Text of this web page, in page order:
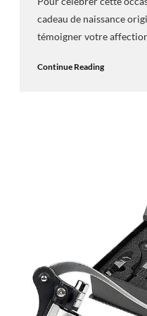
cadeau de naissance
témoigner votre
Continue Reading